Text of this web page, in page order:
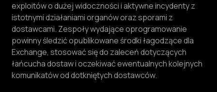
exploitów o dużej widoczności i aktywne incydenty z
istotnymi działaniami organów oraz sporami z
dostawcami. Zespoły wydające oprogramowanie
powinny śledzić opublikowane środki łagodzące dla
Exchange, stosować się do zaleceń dotyczących
łańcucha dostaw i oczekiwać ewentualnych kolejnych
komunikatów od dotkniętych dostawców.